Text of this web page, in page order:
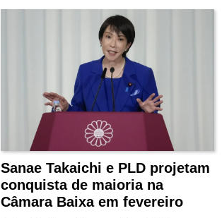
Sanae Takaichi e PLD projetam
conquista de maioria na
Câmara Baixa em fevereiro